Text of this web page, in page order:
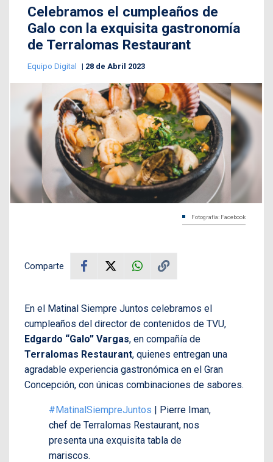
Celebramos el cumpleaños de
Galo con la exquisita gastronomía
de Terralomas Restaurant
Equipo Digital 28 de Abril 2023
Fotografía: Facebook
Comparte
En el Matinal Siempre Juntos celebramos el
cumpleaños del director de contenidos de TVU,
Edgardo “Galo” Vargas, en compañía de
Terralomas Restaurant, quienes entregan una
agradable experiencia gastronómica en el Gran
Concepción, con únicas combinaciones de sabores.
#MatinalSiempreJuntos | Pierre Iman,
chef de Terralomas Restaurant, nos
presenta una exquisita tabla de
mariscos.